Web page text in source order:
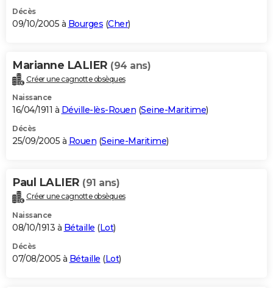
Décès
09/10/2005 à Bourges (Cher)
Marianne LALIER (94 ans)
Créer une cagnotte obsèques
Naissance
16/04/1911 à Déville-lès-Rouen (Seine-Maritime)
Décès
25/09/2005 à Rouen (Seine-Maritime)
Paul LALIER (91 ans)
Créer une cagnotte obsèques
Naissance
08/10/1913 à Bétaille (Lot)
Décès
07/08/2005 à Bétaille (Lot)